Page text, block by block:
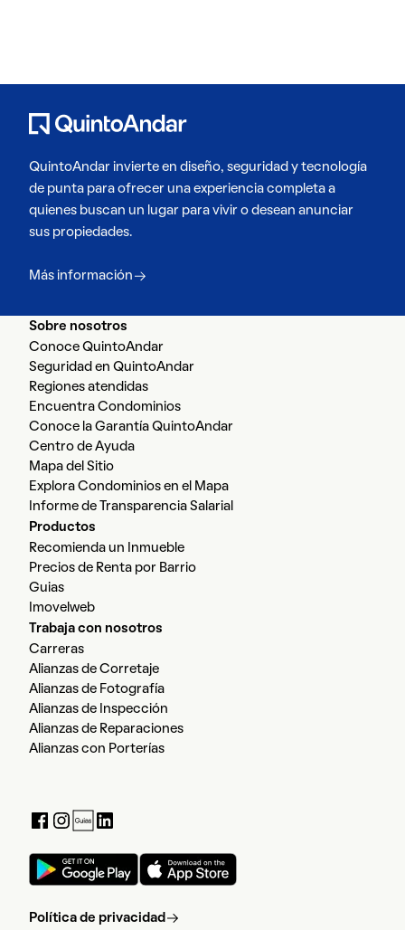
Sobre nosotros
Conoce QuintoAndar
Seguridad en QuintoAndar
Regiones atendidas
Encuentra Condominios
Conoce la Garantía QuintoAndar
Centro de Ayuda
Mapa del Sitio
Explora Condominios en el Mapa
Informe de Transparencia Salarial
Productos
Recomienda un Inmueble
Precios de Renta por Barrio
Guias
Imovelweb
Trabaja con nosotros
Carreras
Alianzas de Corretaje
Alianzas de Fotografía
Alianzas de Inspección
Alianzas de Reparaciones
Alianzas con Porterías
QuintoAndar invierte en diseño, seguridad y tecnología
de punta para ofrecer una experiencia completa a
quienes buscan un lugar para vivir o desean anunciar
sus propiedades.
Más información
Política de privacidad